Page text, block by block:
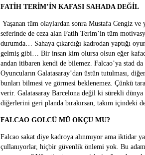
FATİH TERİM’İN KAFASI SAHADA DEĞİL
Yaşanan tüm olaylardan sonra Mustafa Cengiz
seferinde de ceza alan Fatih Terim’in tüm
durumda… Sahaya çıkardığı kadrodan yaptığı
gelmiş gibi… Bir insan kim olursa olsun eğer
andan itibaren kendi de bilemez. Falcao’ya stad
Oyuncuların Galatasaray’dan üstün tutulması,
bunları bilmesi ve görmesi beklenemez. Çünkü
verir. Galatasaray Barcelona değil ki sürekli
diğerlerini geri planda bırakırsan, takım içindeki
FALCAO GOLCÜ MÜ OKÇU MU?
Falcao sakat diye kadroya alınmıyor ama iktidar
çullanıyorlar, hiçbir güvenlik önlemi yok. Bu